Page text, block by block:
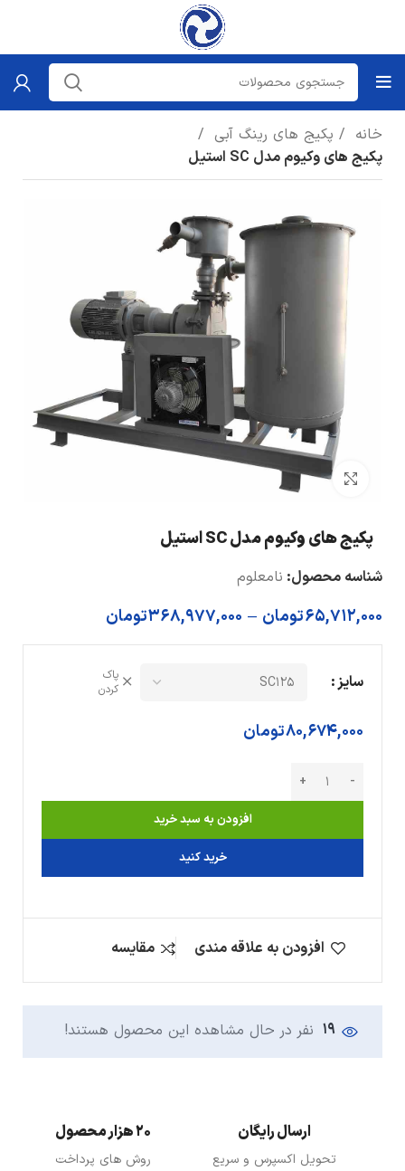
خانه
پکیج های رینگ آبی
پکیج های وکیوم مدل SC استیل
بزرگنمایی تصویر
پکیج های وکیوم مدل SC استیل
شناسه محصول: نامعلوم
65,712,000تومان –
368,977,000تومان
سایز
پاک
کردن
80,674,000تومان
افزودن به سبد خرید
خرید کنید
افزودن به علاقه مندی مقایسه
19 نفر در حال مشاهده این محصول هستند!
ارسال رایگان
تحویل اکسپرس و سریع
20 هزار محصول
روش های پرداخت